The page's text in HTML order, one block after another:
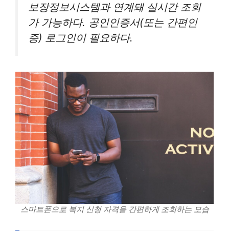
보장정보시스템과 연계돼 실시간 조회
가 가능하다. 공인인증서(또는 간편인
증) 로그인이 필요하다.
스마트폰으로 복지 신청 자격을 간편하게 조회하는 모습